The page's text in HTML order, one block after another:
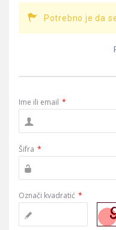
Potrebno je da
Ime ili email *
Šifra *
Označi kvadratić *